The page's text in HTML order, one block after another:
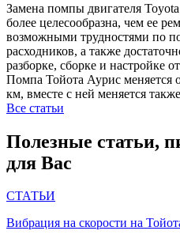
Замена помпы двигателя
более целесообразна, чем ее
возможными трудностями по
расходников, а также
разборке, сборке и настройке
Помпа Тойота Аурис меняется
км, вместе с ней меняется
Все статьи
Полезные статьи,
для Вас
СТАТЬИ
Вибрация на скорости на